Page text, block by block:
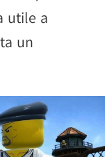
utile a
un